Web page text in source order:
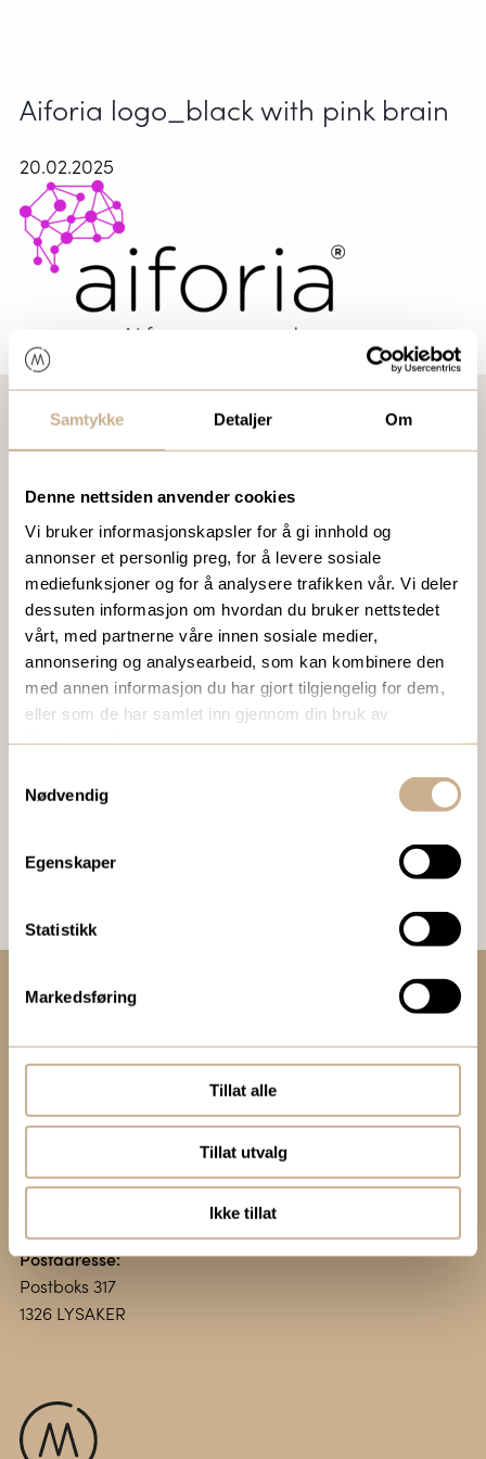
Samtykke Detaljer Om
Denne nettsiden anvender cookies
Vi bruker informasjonskapsler for å gi innhold og
annonser et personlig preg, for å levere sosiale
mediefunksjoner og for å analysere trafikken vår. Vi deler
dessuten informasjon om hvordan du bruker nettstedet
vårt, med partnerne våre innen sosiale medier,
annonsering og analysearbeid, som kan kombinere den
med annen informasjon du har gjort tilgjengelig for dem,
eller som de har samlet inn gjennom din bruk av
Nødvendig
Egenskaper
Statistikk
Markedsføring
Tillat alle
Tillat utvalg
Ikke tillat
Aiforia logo_black with pink brain
20.02.2025
Ta kontakt med en av våre medarbeidere, eller send en e-
post tilortomedic@ortomedic.no
Ta kontakt
BESTILL VÅRT GRATIS KUNDEMAGASIN
To ganger i året sender vi ut vårt gratis kundemagasin
og mikroskopi.
+47 67 51 86 00
ortomedic@ortomedic.no
1366 LYSAKER
Postadresse:
Postboks 317
1326 LYSAKER